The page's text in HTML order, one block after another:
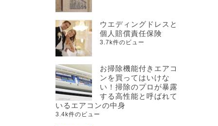
ウエディングドレスと
個人賠償責任保険
3.7k件のビュー
お掃除機能付きエアコ
ンを買ってはいけな
い！掃除のプロが暴露
する高性能と呼ばれて
いるエアコンの中身
3.4k件のビュー